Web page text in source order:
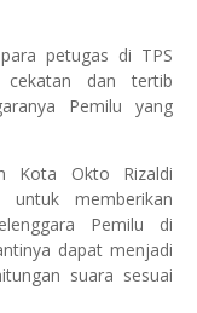
petugas di TPS
dan tertib
Pemilu yang
Kota Okto Rizaldi
untuk memberikan
Pemilu di
dapat menjadi
suara sesuai